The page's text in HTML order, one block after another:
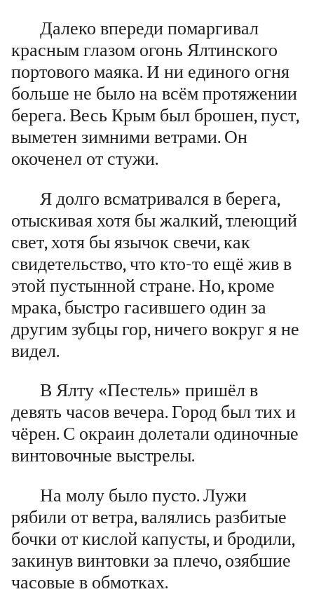
Далеко впереди помаргивал
красным глазом огонь Ялтинского
портового маяка. И ни единого огня
больше не было на всём протяжении
берега. Весь Крым был брошен, пуст,
выметен зимними ветрами. Он
окоченел от стужи.
Я долго всматривался в берега,
отыскивая хотя бы жалкий, тлеющий
свет, хотя бы язычок свечи, как
свидетельство, что кто-то ещё жив в
этой пустынной стране. Но, кроме
мрака, быстро гасившего один за
другим зубцы гор, ничего вокруг я не
видел.
В Ялту «Пестель» пришёл в
девять часов вечера. Город был тих и
чёрен. С окраин долетали одиночные
винтовочные выстрелы.
На молу было пусто. Лужи
рябили от ветра, валялись разбитые
бочки от кислой капусты, и бродили,
закинув винтовки за плечо, озябшие
часовые в обмотках.